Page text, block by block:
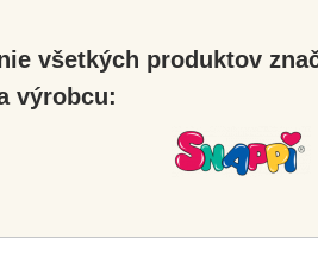
všetkých produktov
výrobcu: